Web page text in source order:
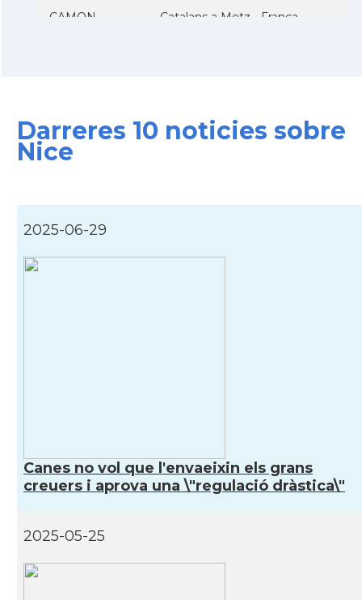
CAMON Catalans a Metz - França
CAMON
CAMON Catalans a Nice, Niça
CAMON Catalans a STRASBOURG
CAMON
Darreres 10 noticies sobre
Nice
2025-06-29
Canes no vol que l'envaeixin els grans
creuers i aprova una \"regulació dràstica\"
2025-05-25